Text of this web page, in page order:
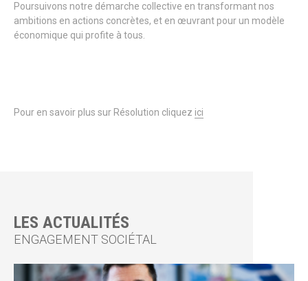
Poursuivons notre démarche collective en transformant nos
ambitions en actions concrètes, et en œuvrant pour un modèle
économique qui profite à tous.
Pour en savoir plus sur Résolution cliquez ici
LES ACTUALITÉS
ENGAGEMENT SOCIÉTAL